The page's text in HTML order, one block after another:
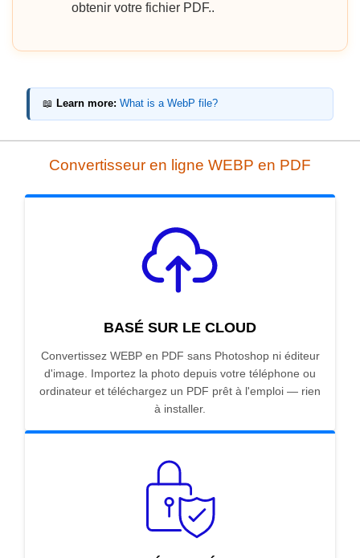
obtenir votre fichier PDF..
📖 Learn more: What is a WebP file?
Convertisseur en ligne WEBP en PDF
BASÉ SUR LE CLOUD
Convertissez WEBP en PDF sans Photoshop ni éditeur
d'image. Importez la photo depuis votre téléphone ou
ordinateur et téléchargez un PDF prêt à l'emploi — rien
à installer.